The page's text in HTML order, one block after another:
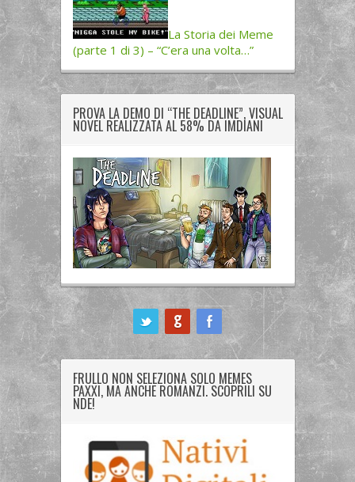
La Storia dei Meme
(parte 1 di 3) – “C’era una volta…”
PROVA LA DEMO DI “THE DEADLINE”, VISUAL
NOVEL REALIZZATA AL 58% DA IMDIANI
FRULLO NON SELEZIONA SOLO MEMES
PAXXI, MA ANCHE ROMANZI. SCOPRILI SU
NDE!